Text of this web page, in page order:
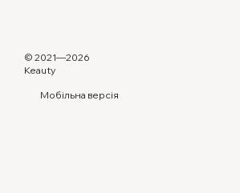
© 2021—2026
Keauty
Мобільна версія